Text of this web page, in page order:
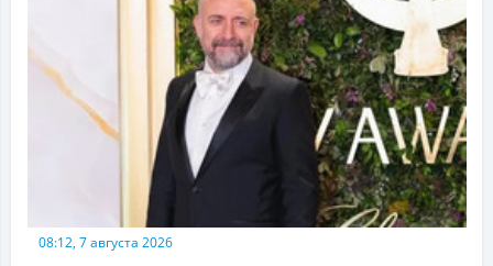
08:12, 7 августа 2026